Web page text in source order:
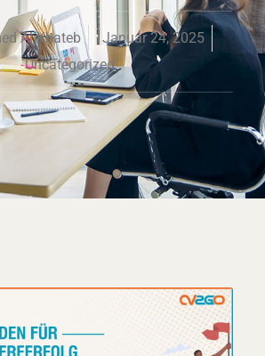
Al Khateb
Januar 24, 2025
Uncategorized